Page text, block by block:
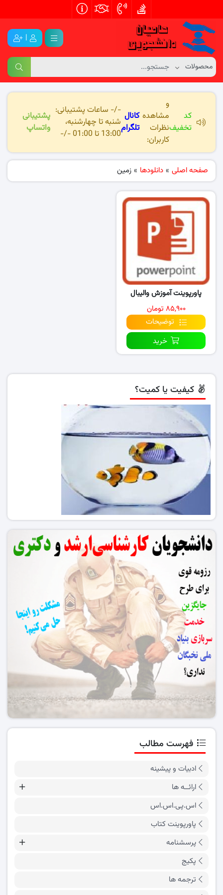
|
کد
تخفیف
و
مشاهده
نظرات
کاربران:
کانال
تلگرام
-/- ساعات پشتیبانی:
شنبه تا چهارشنبه،
13:00 تا 01:00 -/-
پشتیبانی
واتساپ
صفحه اصلی » دانلودها » زمین
پاورپوینت آموزش والیبال
۸۵,۹۰۰ تومان
توضیحات
خرید
کیفیت یا کمیت؟
فهرست مطالب
ادبیات و پیشینه
ارائــه ها
اس.پی.اس.اس
پاورپوینت کتاب
پرسشنامه
پکیج
ترجمه ها